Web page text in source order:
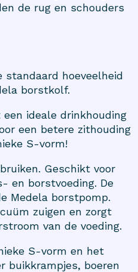
de rug en schouders
standaard hoeveelheid
borstkolf.
ideale drinkhouding
een betere zithouding
S-vorm!
Geschikt voor
en borstvoeding. De
Medela borstpomp.
zuigen en zorgt
van de voeding.
S-vorm en het
buikkrampjes, boeren